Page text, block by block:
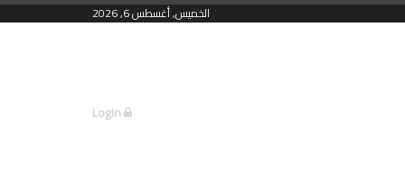
الخميس, أغسطس 6, 2026